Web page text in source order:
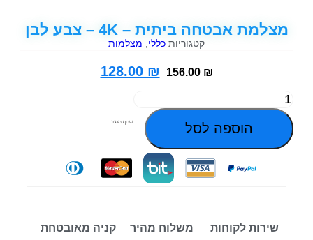
מצלמת אבטחה ביתית – 4K – צבע לבן
קטגוריות כללי מצלמות
156.00₪
128.00 ₪
הוספה לסל שתף מוצר
שירות לקוחות משלוח מהיר קניה מאובטחת